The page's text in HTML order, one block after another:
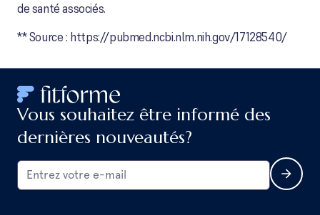
de santé associés.
** Source : https://pubmed.ncbi.nlm.nih.gov/17128540/
Vous souhaitez être informé des
dernières nouveautés?